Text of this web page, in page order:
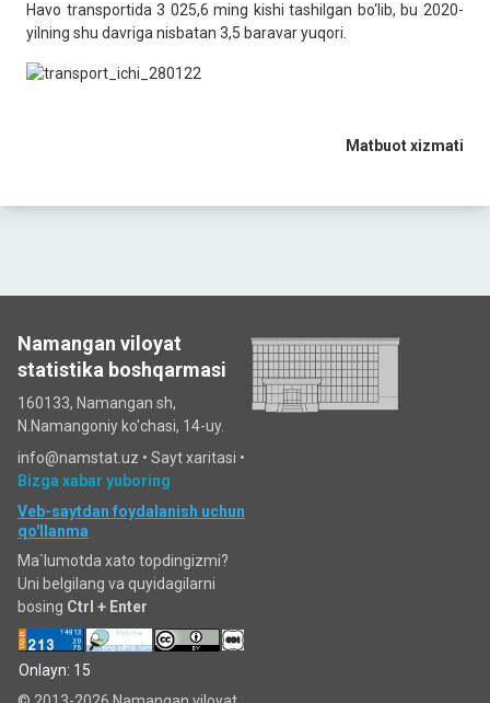
Havo transportida 3 025,6 ming kishi tashilgan bo‘lib, bu 2020-
yilning shu davriga nisbatan 3,5 baravar yuqori.
Matbuot xizmati
Namangan viloyat
statistika boshqarmasi
160133, Namangan sh,
N.Namangoniy ko'chasi, 14-uy.
info@namstat.uz • Sayt xaritasi •
Bizga xabar yuboring
Veb-saytdan foydalanish uchun
qo'llanma
Ma`lumotda xato topdingizmi?
Uni belgilang va quyidagilarni
bosing Ctrl + Enter
Onlayn: 15